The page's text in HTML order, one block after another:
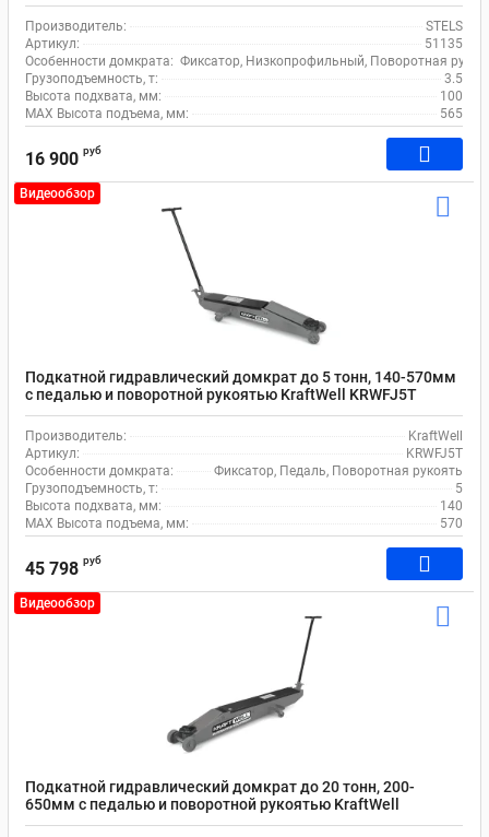
Производитель:
STELS
Артикул:
51135
Особенности домкрата: Фиксатор, Низкопрофильный, Поворотная
Грузоподъемность, т:
3.5
Высота подхвата, мм:
100
MAX Высота подъема, мм:
565
16 900 руб
Видеообзор
Подкатной гидравлический домкрат до 5 тонн, 140-570мм
с педалью и поворотной рукоятью KraftWell KRWFJ5T
Производитель:
KraftWell
Артикул:
KRWFJ5T
Особенности домкрата:
Фиксатор, Педаль, Поворотная рукоять
Грузоподъемность, т:
5
Высота подхвата, мм:
140
MAX Высота подъема, мм:
570
45 798 руб
Видеообзор
Подкатной гидравлический домкрат до 20 тонн, 200-
650мм с педалью и поворотной рукоятью KraftWell
KRWFJ20T